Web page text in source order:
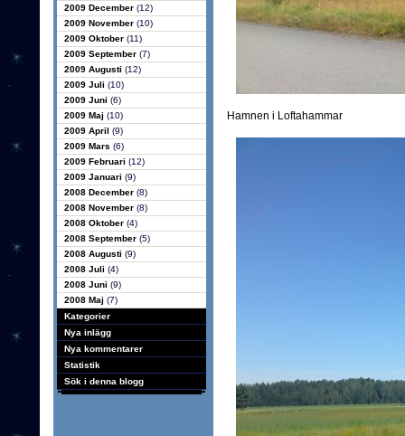
2009 December (12)
2009 November (10)
2009 Oktober (11)
2009 September (7)
2009 Augusti (12)
2009 Juli (10)
2009 Juni (6)
2009 Maj (10)
2009 April (9)
2009 Mars (6)
2009 Februari (12)
2009 Januari (9)
2008 December (8)
2008 November (8)
2008 Oktober (4)
2008 September (5)
2008 Augusti (9)
2008 Juli (4)
2008 Juni (9)
2008 Maj (7)
Kategorier
Nya inlägg
Nya kommentarer
Statistik
Sök i denna blogg
Hamnen i Loftahammar